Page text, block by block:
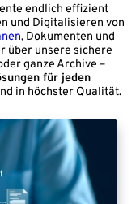
endlich effizient
und Digitalisieren von
, Dokumenten und
über unsere sichere
ganze Archive –
für jeden
in höchster Qualität.